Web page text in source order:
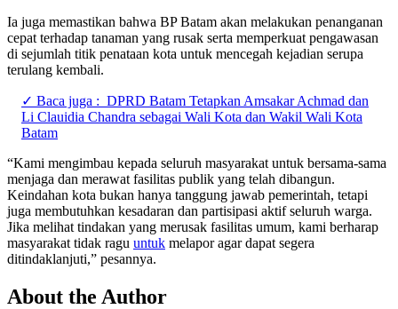
Ia juga memastikan bahwa BP Batam akan melakukan penanganan
cepat terhadap tanaman yang rusak serta memperkuat pengawasan
di sejumlah titik penataan kota untuk mencegah kejadian serupa
terulang kembali.
✓ Baca juga : DPRD Batam Tetapkan Amsakar Achmad dan
Li Clauidia Chandra sebagai Wali Kota dan Wakil Wali Kota
Batam
“Kami mengimbau kepada seluruh masyarakat untuk bersama-sama
menjaga dan merawat fasilitas publik yang telah dibangun.
Keindahan kota bukan hanya tanggung jawab pemerintah, tetapi
juga membutuhkan kesadaran dan partisipasi aktif seluruh warga.
Jika melihat tindakan yang merusak fasilitas umum, kami berharap
masyarakat tidak ragu untuk melapor agar dapat segera
ditindaklanjuti,” pesannya.
About the Author